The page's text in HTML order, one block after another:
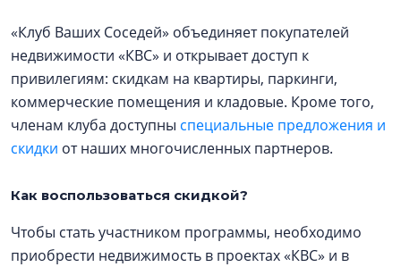
«Клуб Ваших Соседей» объединяет покупателей
недвижимости «КВС» и открывает доступ к
привилегиям: скидкам на квартиры, паркинги,
коммерческие помещения и кладовые. Кроме того,
членам клуба доступны специальные предложения и
скидки от наших многочисленных партнеров.
Как воспользоваться скидкой?
Чтобы стать участником программы, необходимо
приобрести недвижимость в проектах «КВС» и в